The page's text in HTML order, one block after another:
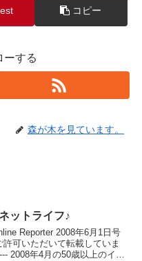
コピー
ーする
森が木を見ています。
ットライフ♪
Reporter 2008年6月1日号
許可いただいて転載していま
2008年4月の50歳以上のイン